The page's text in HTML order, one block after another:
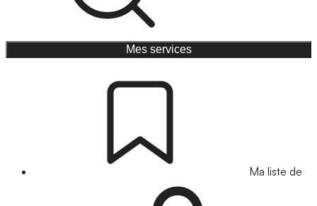
Mes services
Ma liste de